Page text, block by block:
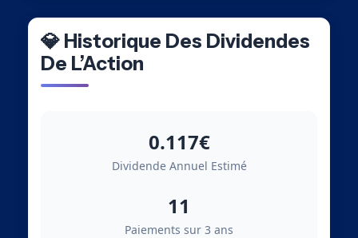
💎 Historique Des Dividendes
De L’Action
0.117€
Dividende Annuel Estimé
11
Paiements sur 3 ans